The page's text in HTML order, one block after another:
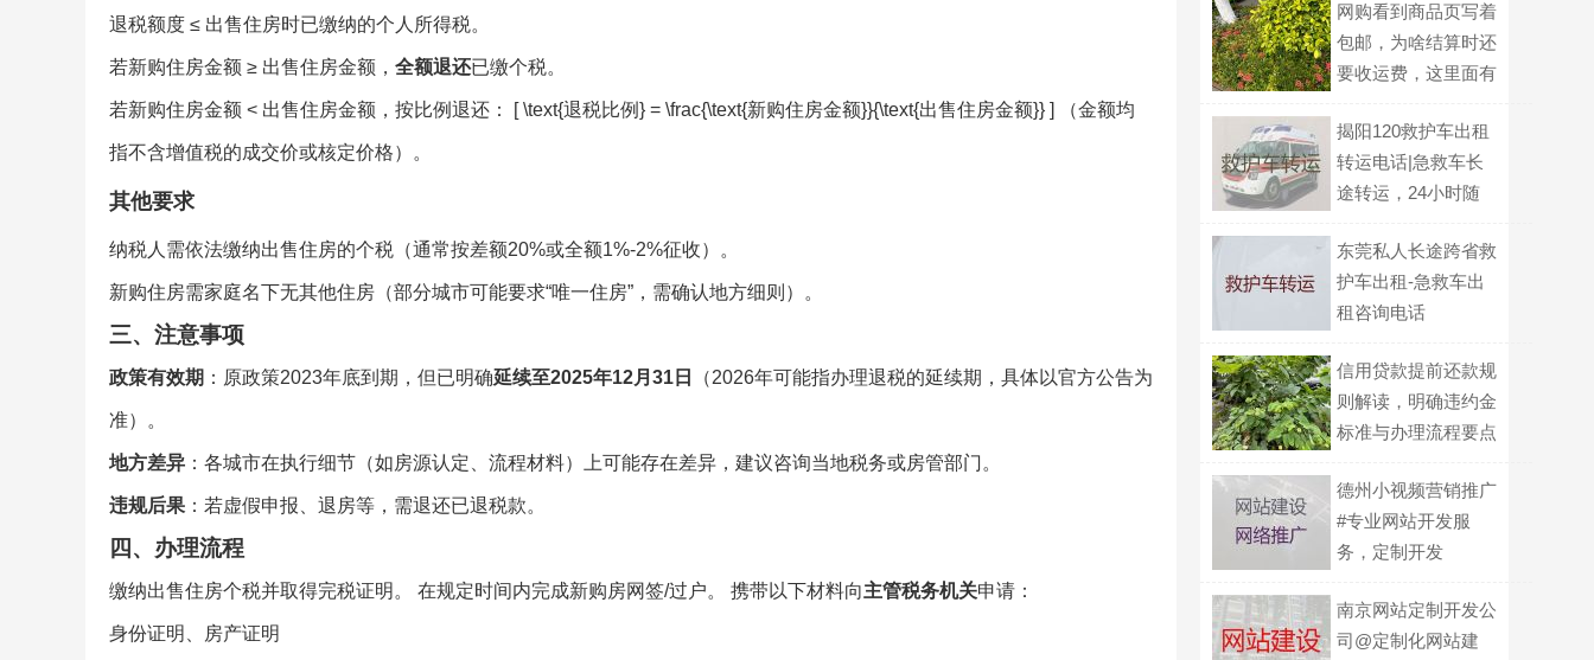
退税额度 ≤ 出售住房时已缴纳的个人所得税。
若新购住房金额 ≥ 出售住房金额， 全额退还已缴个税。
若新购住房金额 < 出售住房金额，按比例退还： [ \text{退税比例} = \frac{\text{新购住房金额}}{\text{出售住房金额}} ] （金额均
指不含增值税的成交价或核定价格）。
其他要求
纳税人需依法缴纳出售住房的个税（通常按差额20%或全额1%-2%征收）。
新购住房需家庭名下无其他住房（部分城市可能要求“唯一住房”，需确认地方细则）。
三、注意事项
政策有效期 ：原政策2023年底到期，但已明确延续至2025年12月31日 （2026年可能指办理退税的延续期，具体以官方公告为
准）。
地方差异 ：各城市在执行细节（如房源认定、流程材料）上可能存在差异，建议咨询当地税务或房管部门。
违规后果 ：若虚假申报、退房等，需退还已退税款。
四、办理流程
缴纳出售住房个税并取得完税证明。 在规定时间内完成新购房网签/过户。 携带以下材料向主管税务机关申请：
身份证明、房产证明
网购看到商品页写着
包邮，为啥结算时还
要收运费，这里面有
揭阳120救护车出租
转运电话|急救车长
途转运，24小时随
东莞私人长途跨省救
护车出租-急救车出
租咨询电话
信用贷款提前还款规
则解读，明确违约金
标准与办理流程要点
德州小视频营销推广
#专业网站开发服
务，定制开发
南京网站定制开发公
司@定制化网站建